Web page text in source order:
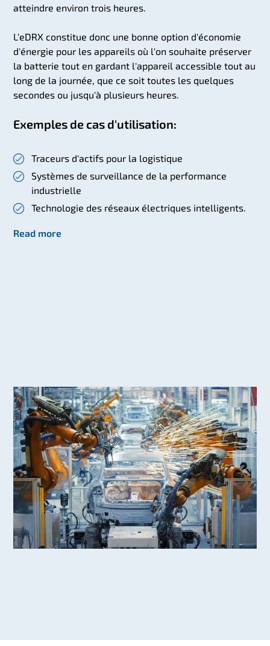
atteindre environ trois heures.
L'eDRX constitue donc une bonne option d'économie
d'énergie pour les appareils où l'on souhaite préserver
la batterie tout en gardant l'appareil accessible tout au
long de la journée, que ce soit toutes les quelques
secondes ou jusqu'à plusieurs heures.
Exemples de cas d'utilisation:
Traceurs d'actifs pour la logistique
Systèmes de surveillance de la performance
industrielle
Technologie des réseaux électriques intelligents.
Read more